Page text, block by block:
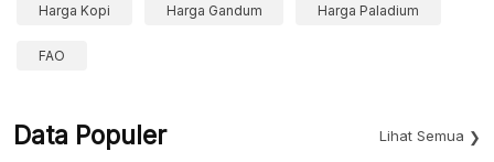
Harga Kopi Harga Gandum Harga Paladium
FAO
Data Populer Lihat Semua